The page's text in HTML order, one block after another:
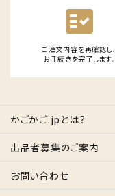
fact_check
ご注文内容を再確認し、
お手続きを完了します。
かごかご.jpとは？
出品者募集のご案内
お問い合わせ